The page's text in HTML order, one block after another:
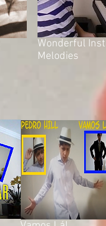
Wonderful
Melodies